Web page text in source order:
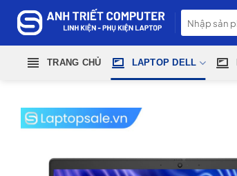
content
kiếm:
TRANG CHỦ LAPTOP DELL